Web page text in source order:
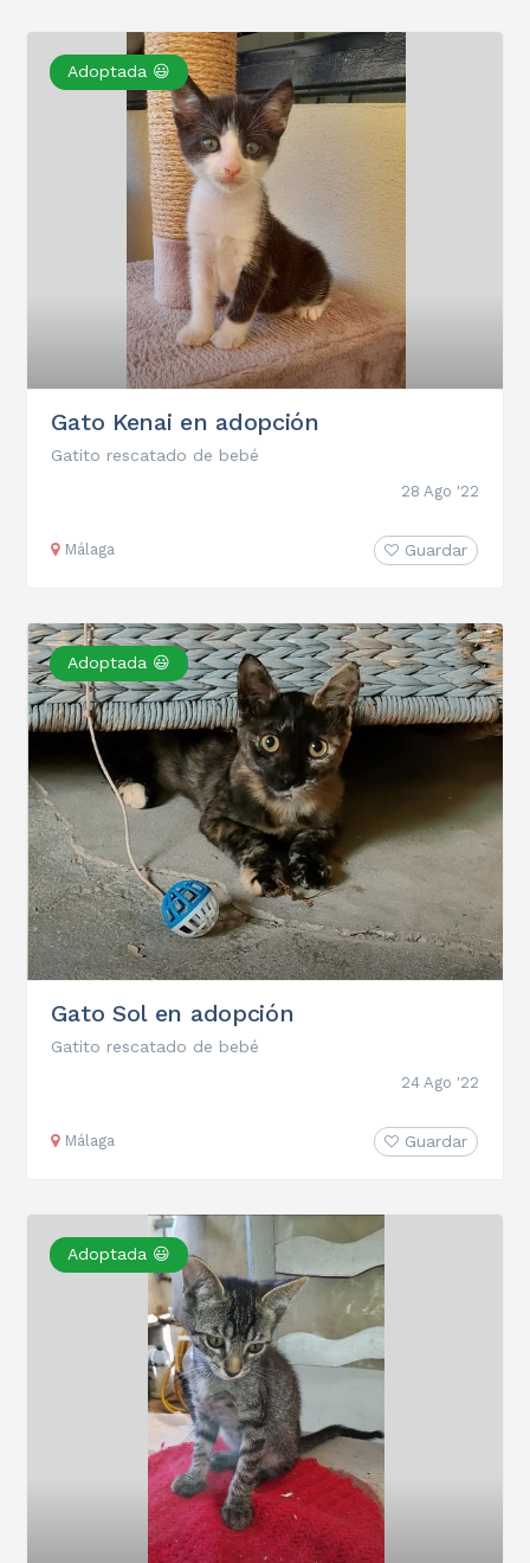
Adoptada 😃
Gato Kenai en adopción
Gatito rescatado de bebé
28 Ago '22
Málaga Guardar
Adoptada 😃
Gato Sol en adopción
Gatito rescatado de bebé
24 Ago '22
Málaga Guardar
Adoptada 😃